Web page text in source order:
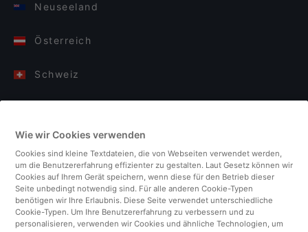
Neuseeland
Österreich
Schweiz
Italien
Finnland
Vereinigtes Königreich
Wie wir Cookies verwenden
Cookies sind kleine Textdateien, die von Webseiten verwendet werden,
um die Benutzererfahrung effizienter zu gestalten. Laut Gesetz können wir
Cookies auf Ihrem Gerät speichern, wenn diese für den Betrieb dieser
Seite unbedingt notwendig sind. Für alle anderen Cookie-Typen
benötigen wir Ihre Erlaubnis. Diese Seite verwendet unterschiedliche
Cookie-Typen. Um Ihre Benutzererfahrung zu verbessern und zu
personalisieren, verwenden wir Cookies und ähnliche Technologien, um